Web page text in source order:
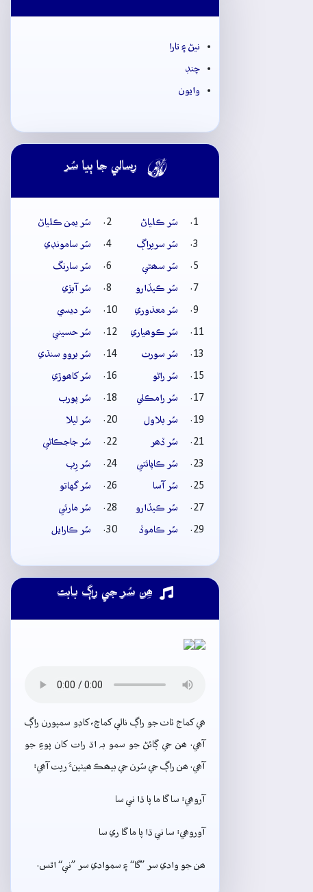
نيڻ ۽ تارا
چنڊ
وايون
 رسالي جا ٻيا سُر
سُر ڪلياڻ
سُر يمن ڪلياڻ
سُر سريراڳ
سُر سامونڊي
سُر سھڻي
سُر سارنگ
سُر ڪيڏارو
سُر آبڙي
سُر معذوري
سُر ديسي
سُر ڪوھياري
سُر حسيني
سُر سورٺ
سُر بروو سنڌي
سُر راڻو
سُر کاھوڙي
سُر رامڪلي
سُر پورب
سُر بلاول
سُر ليلا
سُر ڏھر
سُر جاجڪاڻي
سُر ڪاپائتي
سُر رِپ
سُر آسا
سُر گهاتو
سُر ڪيڏارو
سُر مارئي
سُر ڪاموڏ
سُر ڪارايل
ھِن سُر جي راڳ بابت
ھي کماج ٺاٺ جو راڳ نالي کماچ، کاڊو سمپورن راڳ
آھي. ھن جي ڳائڻ جو سمو بہ اڌ رات کان پوءِ جو
آھي. ھن راڳ جي سُرن جي بيھڪ ھيٺينءَ ريت آھي:
آروھي: سا گا ما پا ڌا ني سا
آوروھي: سا ني ڌا پا ما گا ري سا
ھن جو وادي سر ”گا“ ۽ سموادي سر ”ني“ اٿس.